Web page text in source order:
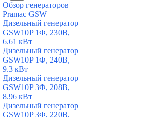
Обзор генераторов
Pramac GSW
Дизельный генератор
GSW10P 1Ф, 230В,
6.61 кВт
Дизельный генератор
GSW10P 1Ф, 240В,
9.3 кВт
Дизельный генератор
GSW10P 3Ф, 208В,
8.96 кВт
Дизельный генератор
GSW10P 3Ф, 220В,